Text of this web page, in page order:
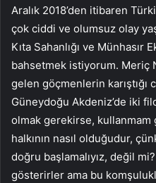
Aralık 2018’den itibaren
çok ciddi ve olumsuz olay
Kıta Sahanlığı ve Münhasır
bahsetmek istiyorum. Meriç
gelen göçmenlerin karıştığı
Güneydoğu Akdeniz’de iki
olmak gerekirse, kullanmam
halkının nasıl olduğudur,
doğru başlamalıyız, değil
gösterirler ama bu